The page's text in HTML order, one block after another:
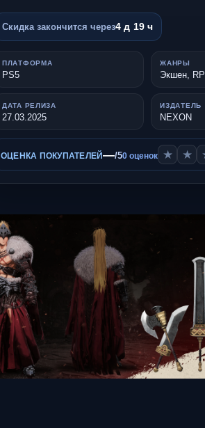
Скидка закончится через4 д 19 ч
ПЛАТФОРМА
PS5
ЖАНРЫ
Экшен,
ДАТА РЕЛИЗА
27.03.2025
ИЗДАТЕЛЬ
NEXON
ОЦЕНКА ПОКУПАТЕЛЕЙ—/50 оценок ★ ★